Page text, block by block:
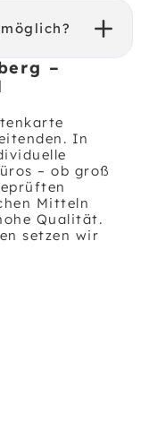
–
In
– ob groß
Mitteln
Qualität.
setzen wir